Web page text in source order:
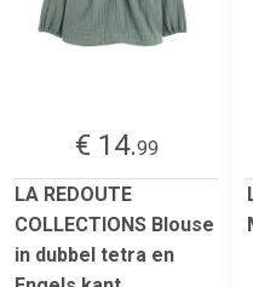
€ 14.99
LA REDOUTE
COLLECTIONS Blouse
in dubbel tetra en